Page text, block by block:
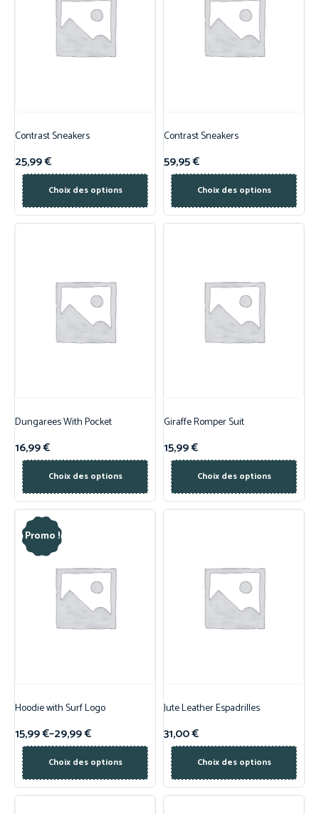
Contrast Sneakers
25,99€
Choix des options
Contrast Sneakers
59,95€
Choix des options
Dungarees With Pocket
16,99€
Choix des options
Giraffe Romper Suit
15,99€
Choix des options
Promo !
Hoodie with Surf Logo
15,99€–29,99€
Choix des options
Jute Leather Espadrilles
31,00€
Choix des options